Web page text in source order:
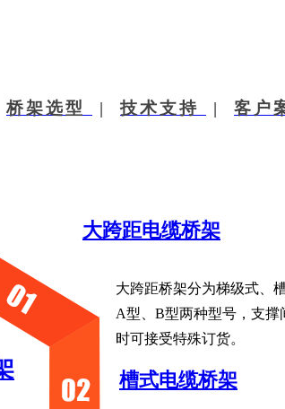
桥架选型 | 技术支持 | 客户
大跨距桥架分为梯级式、
A型、B型两种型号，支撑
时可接受特殊订货。
大跨距电缆桥架
槽式电缆桥架